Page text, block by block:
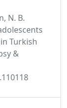
N. B.
Turkish
&